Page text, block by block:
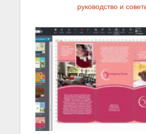
руководство и